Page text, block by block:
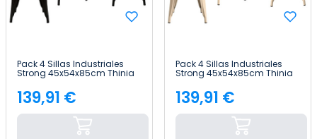
Pack 4 Sillas Industriales
Strong 45x54x85cm Thinia
Home
Precio
139,91 €
Pack 4 Sillas Industriales
Strong 45x54x85cm Thinia
Home
Precio
139,91 €